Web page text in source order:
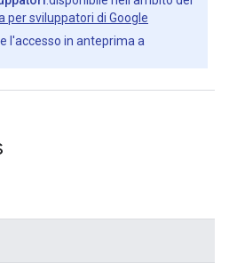
per sviluppatori di Google
l'accesso in anteprima a